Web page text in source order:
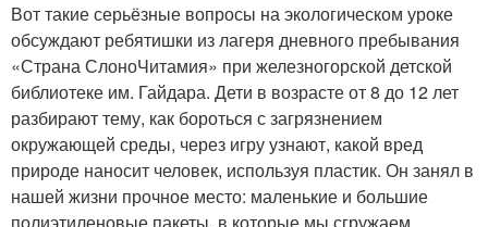
Вот такие серьёзные вопросы на экологическом уроке
обсуждают ребятишки из лагеря дневного пребывания
«Страна СлоноЧитамия» при железногорской детской
библиотеке им. Гайдара. Дети в возрасте от 8 до 12 лет
разбирают тему, как бороться с загрязнением
окружающей среды, через игру узнают, какой вред
природе наносит человек, используя пластик. Он занял в
нашей жизни прочное место: маленькие и большие